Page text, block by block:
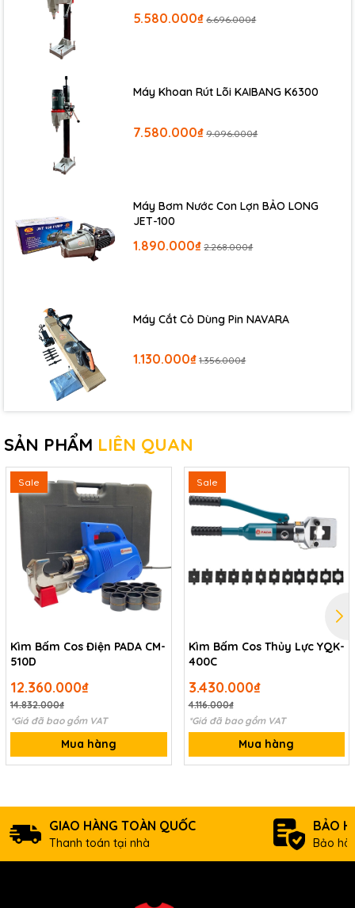
5.580.000₫ 6.696.000₫
Máy Khoan Rút Lõi KAIBANG K6300
7.580.000₫ 9.096.000₫
Máy Bơm Nước Con Lợn BẢO LONG
JET-100
1.890.000₫ 2.268.000₫
Máy Cắt Cỏ Dùng Pin NAVARA
1.130.000₫ 1.356.000₫
SẢN PHẨM LIÊN QUAN
Sale
Kìm Bấm Cos Điện PADA CM-
510D
12.360.000₫
14.832.000₫
*Giá đã bao gồm VAT
Mua hàng
Sale
Kìm Bấm Cos Thủy Lực YQK-
400C
3.430.000₫
4.116.000₫
*Giá đã bao gồm VAT
Mua hàng
GIAO HÀNG TOÀN QUỐC
Thanh toán tại nhà
BẢO
Bảo